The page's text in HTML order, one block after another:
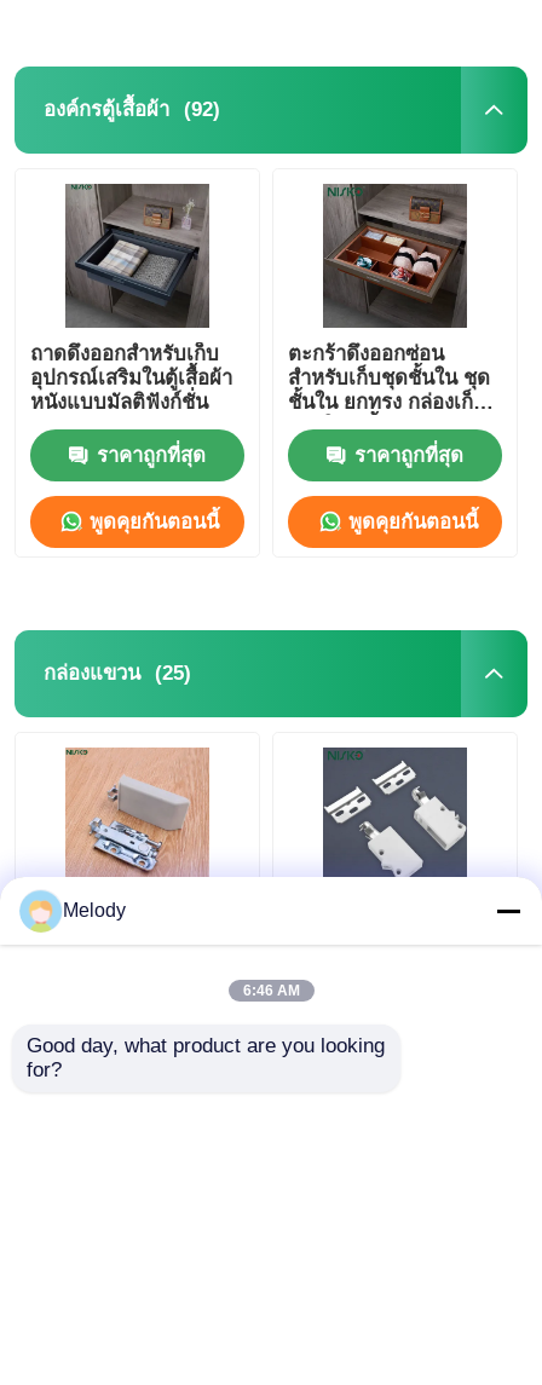
องค์กรตู้เสื้อผ้า (92)
ถาดดึงออกสำหรับเก็บ
อุปกรณ์เสริมในตู้เสื้อผ้า
หนังแบบมัลติฟังก์ชั่น
ราคาถูกที่สุด
พูดคุยกันตอนนี้
ตะกร้าดึงออกซ่อน
สำหรับเก็บชุดชั้นใน ชุด
ชั้นใน ยกทรง กล่องเก็บ
ของในตู้เสื้อผ้า
ราคาถูกที่สุด
พูดคุยกันตอนนี้
กล่องแขวน (25)
กระเป๋าสตางค์ครัว
ภารกิจหนัก เครื่องแขวน
สะพายผนังโลหะ
Melody
6:46 AM
Good day, what product are you looking
for?